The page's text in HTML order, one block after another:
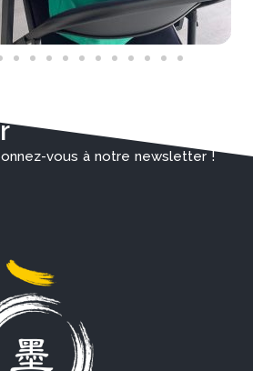
vous à notre newsletter !